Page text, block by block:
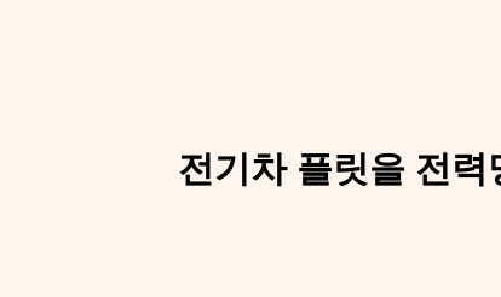
전기차 플릿을 전